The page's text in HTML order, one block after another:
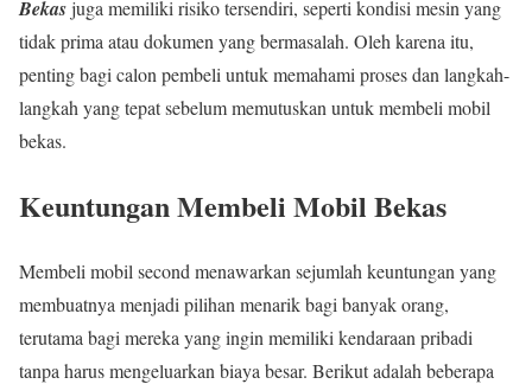
Bekasjuga memiliki risiko tersendiri, seperti kondisi mesin yang
tidak prima atau dokumen yang bermasalah. Oleh karena itu,
penting bagi calon pembeli untuk memahami proses dan langkah-
langkah yang tepat sebelum memutuskan untuk membeli mobil
bekas.
Keuntungan Membeli Mobil Bekas
Membeli mobil second menawarkan sejumlah keuntungan yang
membuatnya menjadi pilihan menarik bagi banyak orang,
terutama bagi mereka yang ingin memiliki kendaraan pribadi
tanpa harus mengeluarkan biaya besar. Berikut adalah beberapa